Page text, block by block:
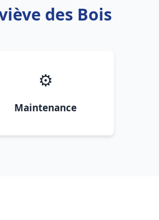
des Bois
⚙️
Maintenance